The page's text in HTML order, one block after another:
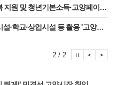
년기본소득·고양페이 확대 '도비 매칭 관건'
상업시설 등 활용 '고양형 주차공유제' 추진
2 / 2 포
포토이